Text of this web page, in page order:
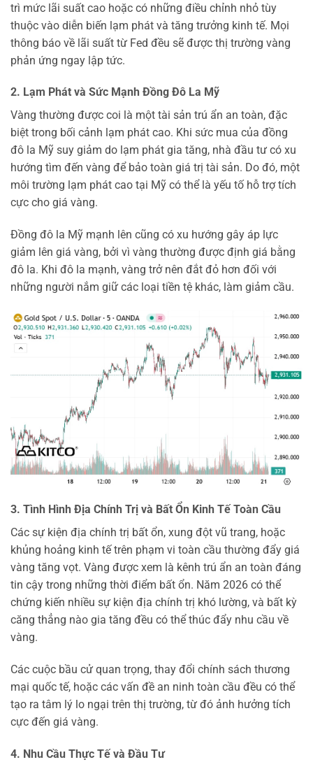
trì mức lãi suất cao hoặc có những điều chỉnh nhỏ tùy
thuộc vào diễn biến lạm phát và tăng trưởng kinh tế. Mọi
thông báo về lãi suất từ Fed đều sẽ được thị trường vàng
phản ứng ngay lập tức.
2. Lạm Phát và Sức Mạnh Đồng Đô La Mỹ
Vàng thường được coi là một tài sản trú ẩn an toàn, đặc
biệt trong bối cảnh lạm phát cao. Khi sức mua của đồng
đô la Mỹ suy giảm do lạm phát gia tăng, nhà đầu tư có xu
hướng tìm đến vàng để bảo toàn giá trị tài sản. Do đó, một
môi trường lạm phát cao tại Mỹ có thể là yếu tố hỗ trợ tích
cực cho giá vàng.
Đồng đô la Mỹ mạnh lên cũng có xu hướng gây áp lực
giảm lên giá vàng, bởi vì vàng thường được định giá bằng
đô la. Khi đô la mạnh, vàng trở nên đắt đỏ hơn đối với
những người nắm giữ các loại tiền tệ khác, làm giảm cầu.
3. Tình Hình Địa Chính Trị và Bất Ổn Kinh Tế Toàn Cầu
Các sự kiện địa chính trị bất ổn, xung đột vũ trang, hoặc
khủng hoảng kinh tế trên phạm vi toàn cầu thường đẩy giá
vàng tăng vọt. Vàng được xem là kênh trú ẩn an toàn đáng
tin cậy trong những thời điểm bất ổn. Năm 2026 có thể
chứng kiến nhiều sự kiện địa chính trị khó lường, và bất kỳ
căng thẳng nào gia tăng đều có thể thúc đẩy nhu cầu về
vàng.
Các cuộc bầu cử quan trọng, thay đổi chính sách thương
mại quốc tế, hoặc các vấn đề an ninh toàn cầu đều có thể
tạo ra tâm lý lo ngại trên thị trường, từ đó ảnh hưởng tích
cực đến giá vàng.
4. Nhu Cầu Thực Tế và Đầu Tư